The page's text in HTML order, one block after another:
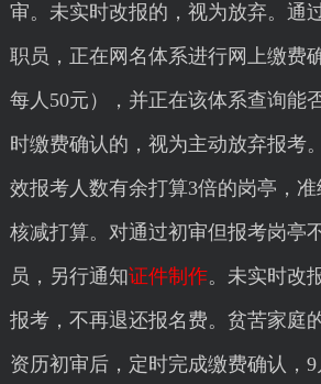
审。未实时改报的，视为放弃。通
职员，正在网名体系进行网上缴费
每人50元），并正在该体系查询能
时缴费确认的，视为主动放弃报考
效报考人数有余打算3倍的岗亭，
核减打算。对通过初审但报考岗亭
员，另行通知证件制作。未实时改
报考，不再退还报名费。贫苦家庭
资历初审后，定时完成缴费确认，